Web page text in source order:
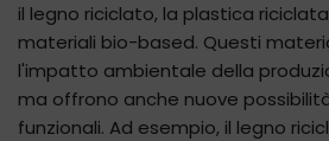
il legno riciclato, la plastica
materiali bio-based. Questi
l'impatto ambientale della
ma offrono anche nuove
funzionali. Ad esempio, il legno